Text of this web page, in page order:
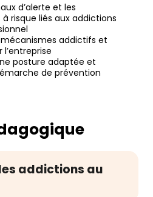
d’alerte et les
risque liés aux addictions
addictifs et
posture adaptée et
de prévention
addictions au